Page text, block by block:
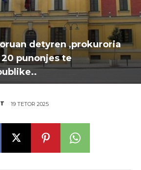
detyren ,prokuroria
punonjes te
19 TETOR 2025